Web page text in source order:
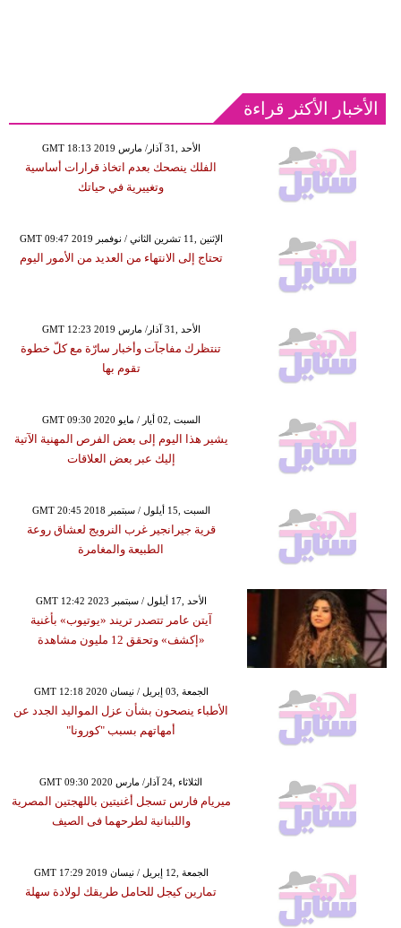
الأخبار الأكثر قراءة
GMT 18:13 2019 الأحد ,31 آذار/ مارس
الفلك ينصحك بعدم اتخاذ قرارات أساسية
وتغييرية في حياتك
GMT 09:47 2019 الإثنين ,11 تشرين الثاني / نوفمبر
تحتاج إلى الانتهاء من العديد من الأمور اليوم
GMT 12:23 2019 الأحد ,31 آذار/ مارس
تنتظرك مفاجآت وأخبار سارّة مع كلّ خطوة
تقوم بها
GMT 09:30 2020 السبت ,02 أيار / مايو
يشير هذا اليوم إلى بعض الفرص المهنية الآتية
إليك عبر بعض العلاقات
GMT 20:45 2018 السبت ,15 أيلول / سبتمبر
قرية جيرانجير غرب النرويج لعشاق روعة
الطبيعة والمغامرة
GMT 12:42 2023 الأحد ,17 أيلول / سبتمبر
آيتن عامر تتصدر تريند «يوتيوب» بأغنية
«إكشف» وتحقق 12 مليون مشاهدة
GMT 12:18 2020 الجمعة ,03 إبريل / نيسان
الأطباء ينصحون بشأن عزل المواليد الجدد عن
أمهاتهم بسبب "كورونا"
GMT 09:30 2020 الثلاثاء ,24 آذار/ مارس
ميريام فارس تسجل أغنيتين باللهجتين المصرية
واللبنانية لطرحهما فى الصيف
GMT 17:29 2019 الجمعة ,12 إبريل / نيسان
تمارين كيجل للحامل طريقك لولادة سهلة